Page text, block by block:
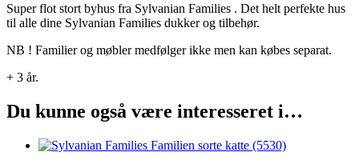
Super flot stort byhus fra Sylvanian Families . Det helt perfekte hus
til alle dine Sylvanian Families dukker og tilbehør.
NB ! Familier og møbler medfølger ikke men kan købes separat.
+ 3 år.
Du kunne også være interesseret i…